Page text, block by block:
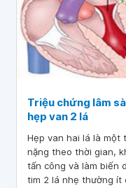
Triệu chứng lâm
hẹp van 2 lá
Hẹp van hai lá là một
nặng theo thời gian,
tấn công và làm biến
tim 2 lá nhẹ thường ít